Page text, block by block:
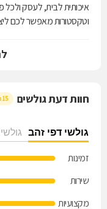
איכותית לבית, לעסק ולכל
וטקסטורות מאפשר לכם
מעניקה לכם את כל מה
חוות דעת גולשים 15 חוות דעת
גולשי דפי זהב
זמינות
שירות
מקצועיות